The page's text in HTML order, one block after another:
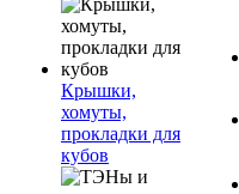
Крышки,
хомуты,
прокладки для
кубов